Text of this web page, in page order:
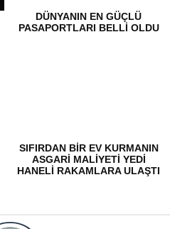
DÜNYANIN EN GÜÇLÜ
PASAPORTLARI BELLI OLDU
SIFIRDAN BIR EV KURMANIN
ASGARI MALIYETI YEDI
HANELI RAKAMLARA ULAŞTI